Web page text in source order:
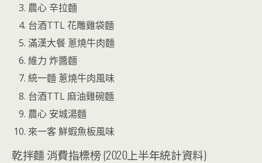
農心 辛拉麵
台酒TTL 花雕雞袋麵
滿漢大餐 蔥燒牛肉麵
維力 炸醬麵
統一麵 蔥燒牛肉風味
台酒TTL 麻油雞碗麵
農心 安城湯麵
來一客 鮮蝦魚板風味
乾拌麵 消費指標榜 (2020上半年統計資料)